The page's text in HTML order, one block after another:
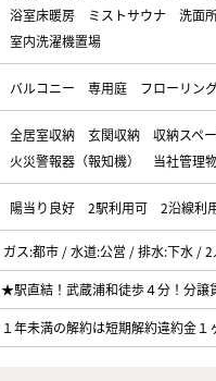
浴室床暖房
ミストサウナ 洗面
室内洗濯機置場
バルコニー 専用庭 フローリン
全居室収納 玄関収納 収納スペ
火災警報器（報知機）
当社管理
陽当り良好 2駅利用可 2沿線利
ガス:都市 / 水道:公営 / 排水:下水 /
★駅直結！武蔵浦和徒歩４分！分譲
１年未満の解約は短期解約違約金